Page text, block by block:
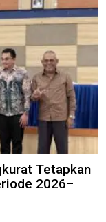
Tetapkan
2026–